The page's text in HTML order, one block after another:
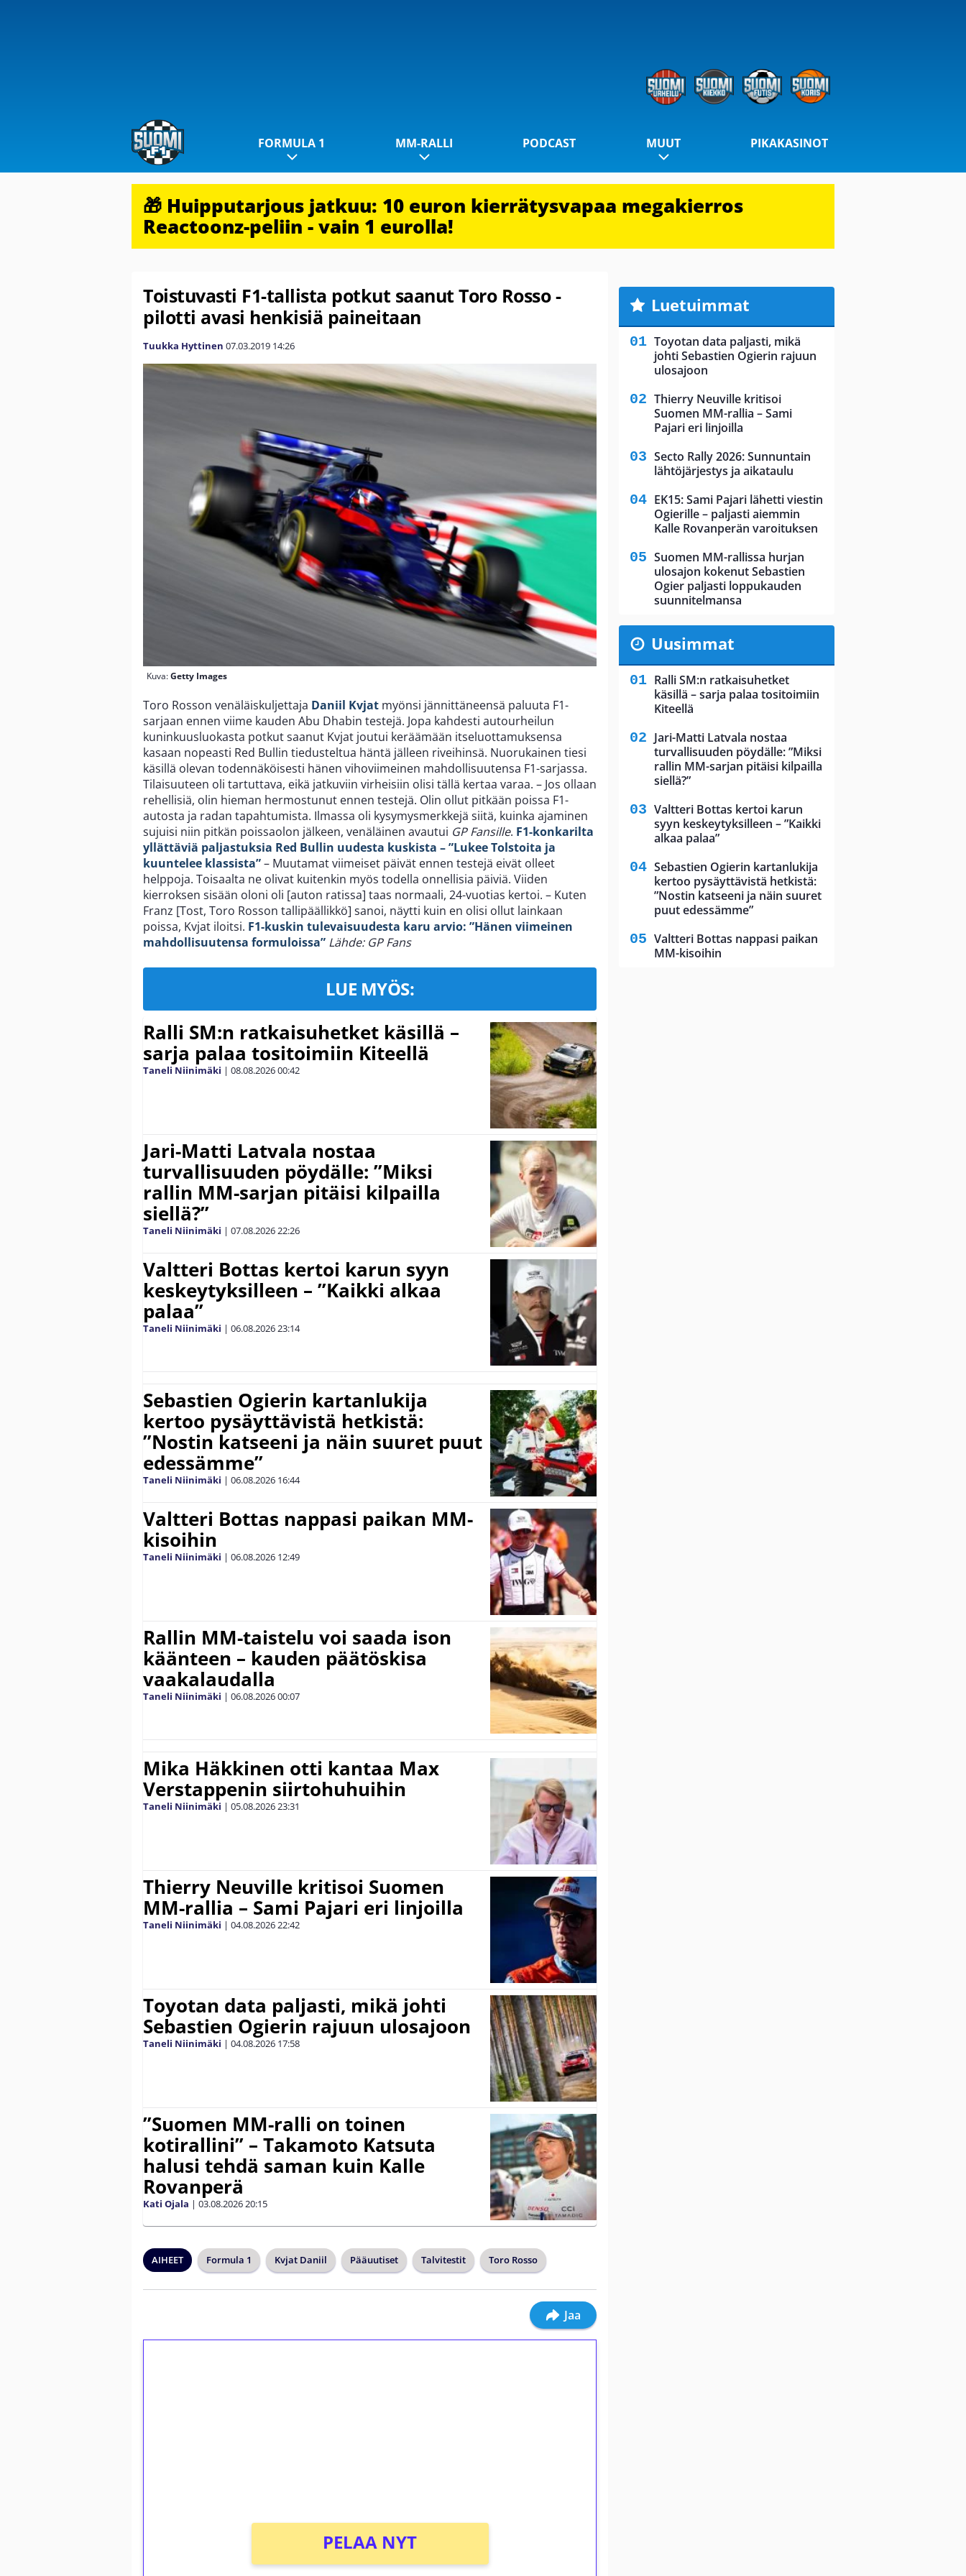
FORMULA 1 MM-RALLI PODCAST MUUT PIKAKASINOT
🎁 Huipputarjous jatkuu: 10 euron kierrätysvapaa megakierros
Reactoonz-peliin - vain 1 eurolla!
Toistuvasti F1-tallista potkut saanut Toro Rosso -
pilotti avasi henkisiä paineitaan
Tuukka Hyttinen 07.03.2019 14:26
Kuva:Getty Images
Toro Rosson venäläiskuljettaja Daniil Kvjat myönsi jännittäneensä paluuta F1-
sarjaan ennen viime kauden Abu Dhabin testejä. Jopa kahdesti autourheilun
kuninkuusluokasta potkut saanut Kvjat joutui keräämään itseluottamuksensa
kasaan nopeasti Red Bullin tiedusteltua häntä jälleen riveihinsä. Nuorukainen tiesi
käsillä olevan todennäköisesti hänen vihoviimeinen mahdollisuutensa F1-sarjassa.
Tilaisuuteen oli tartuttava, eikä jatkuviin virheisiin olisi tällä kertaa varaa. – Jos ollaan
rehellisiä, olin hieman hermostunut ennen testejä. Olin ollut pitkään poissa F1-
autosta ja radan tapahtumista. Ilmassa oli kysymysmerkkejä siitä, kuinka ajaminen
sujuisi niin pitkän poissaolon jälkeen, venäläinen avautui GP Fansille. F1-konkarilta
yllättäviä paljastuksia Red Bullin uudesta kuskista – ”Lukee Tolstoita ja
kuuntelee klassista”– Muutamat viimeiset päivät ennen testejä eivät olleet
helppoja. Toisaalta ne olivat kuitenkin myös todella onnellisia päiviä. Viiden
kierroksen sisään oloni oli [auton ratissa] taas normaali, 24-vuotias kertoi. – Kuten
Franz [Tost, Toro Rosson tallipäällikkö] sanoi, näytti kuin en olisi ollut lainkaan
poissa, Kvjat iloitsi. F1-kuskin tulevaisuudesta karu arvio: ”Hänen viimeinen
mahdollisuutensa formuloissa” Lähde: GP Fans
LUE MYÖS:
Ralli SM:n ratkaisuhetket käsillä –
sarja palaa tositoimiin Kiteellä
Taneli Niinimäki | 08.08.202600:42
Jari-Matti Latvala nostaa
turvallisuuden pöydälle: ”Miksi
rallin MM-sarjan pitäisi kilpailla
siellä?”
Taneli Niinimäki | 07.08.202622:26
Valtteri Bottas kertoi karun syyn
keskeytyksilleen – ”Kaikki alkaa
palaa”
Taneli Niinimäki | 06.08.202623:14
Sebastien Ogierin kartanlukija
kertoo pysäyttävistä hetkistä:
”Nostin katseeni ja näin suuret puut
edessämme”
Taneli Niinimäki | 06.08.2026 16:44
Valtteri Bottas nappasi paikan MM-
kisoihin
Taneli Niinimäki | 06.08.2026 12:49
Rallin MM-taistelu voi saada ison
käänteen – kauden päätöskisa
vaakalaudalla
Taneli Niinimäki | 06.08.202600:07
Mika Häkkinen otti kantaa Max
Verstappenin siirtohuhuihin
Taneli Niinimäki | 05.08.202623:31
Thierry Neuville kritisoi Suomen
MM-rallia – Sami Pajari eri linjoilla
Taneli Niinimäki | 04.08.202622:42
Toyotan data paljasti, mikä johti
Sebastien Ogierin rajuun ulosajoon
Taneli Niinimäki | 04.08.2026 17:58
”Suomen MM-ralli on toinen
kotirallini” – Takamoto Katsuta
halusi tehdä saman kuin Kalle
Rovanperä
Kati Ojala | 03.08.202620:15
AIHEET Formula 1 Kvjat Daniil Pääuutiset Talvitestit Toro Rosso
Jaa
PELAA NYT
Luetuimmat
Toyotan data paljasti, mikä
johti Sebastien Ogierin rajuun
ulosajoon
Thierry Neuville kritisoi
Suomen MM-rallia – Sami
Pajari eri linjoilla
Secto Rally 2026: Sunnuntain
lähtöjärjestys ja aikataulu
EK15: Sami Pajari lähetti viestin
Ogierille – paljasti aiemmin
Kalle Rovanperän varoituksen
Suomen MM-rallissa hurjan
ulosajon kokenut Sebastien
Ogier paljasti loppukauden
suunnitelmansa
Uusimmat
Ralli SM:n ratkaisuhetket
käsillä – sarja palaa tositoimiin
Kiteellä
Jari-Matti Latvala nostaa
turvallisuuden pöydälle: ”Miksi
rallin MM-sarjan pitäisi kilpailla
siellä?”
Valtteri Bottas kertoi karun
syyn keskeytyksilleen – ”Kaikki
alkaa palaa”
Sebastien Ogierin kartanlukija
kertoo pysäyttävistä hetkistä:
”Nostin katseeni ja näin suuret
puut edessämme”
Valtteri Bottas nappasi paikan
MM-kisoihin